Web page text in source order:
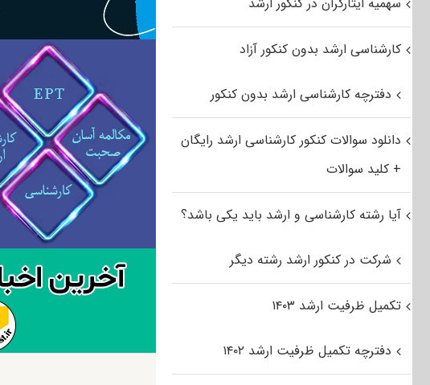
کارشناسی ارشد بدون کنکور آزاد
دفترچه کارشناسی ارشد بدون کنکور
دانلود سوالات کنکور کارشناسی ارشد رایگان
+ کلید سوالات
آیا رشته کارشناسی و ارشد باید یکی باشد؟
شرکت در کنکور ارشد رشته دیگر
تکمیل ظرفیت ارشد ۱۴۰۳
دفترچه تکمیل ظرفیت ارشد ۱۴۰۲